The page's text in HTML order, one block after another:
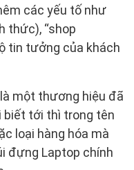
các yếu tố như
thức), “shop
tin tưởng của khách
một thương hiệu đã
biết tới thì trong tên
loại hàng hóa mà
đựng Laptop chính